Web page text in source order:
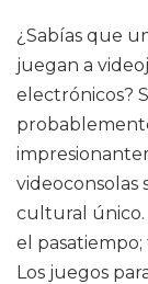
¿Sabías que
juegan a
electrónicos?
videoconsolas
cultural único.
el
Los juegos